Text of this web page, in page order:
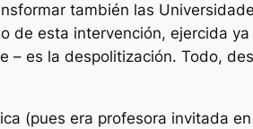
también las
de esta intervención, ejercida
– es la despolitización. Todo,
(pues era profesora invitada